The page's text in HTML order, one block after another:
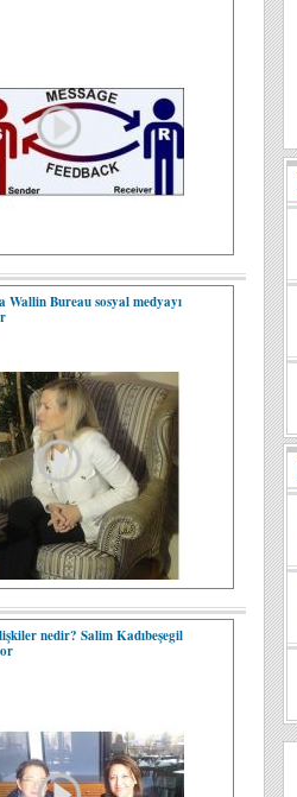
Wallin Bureau sosyal medyayı
nedir? Salim Kadıbeşegil